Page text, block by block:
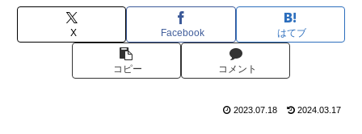
X Facebook はてブ
コピー コメント
2023.07.18 2024.03.17